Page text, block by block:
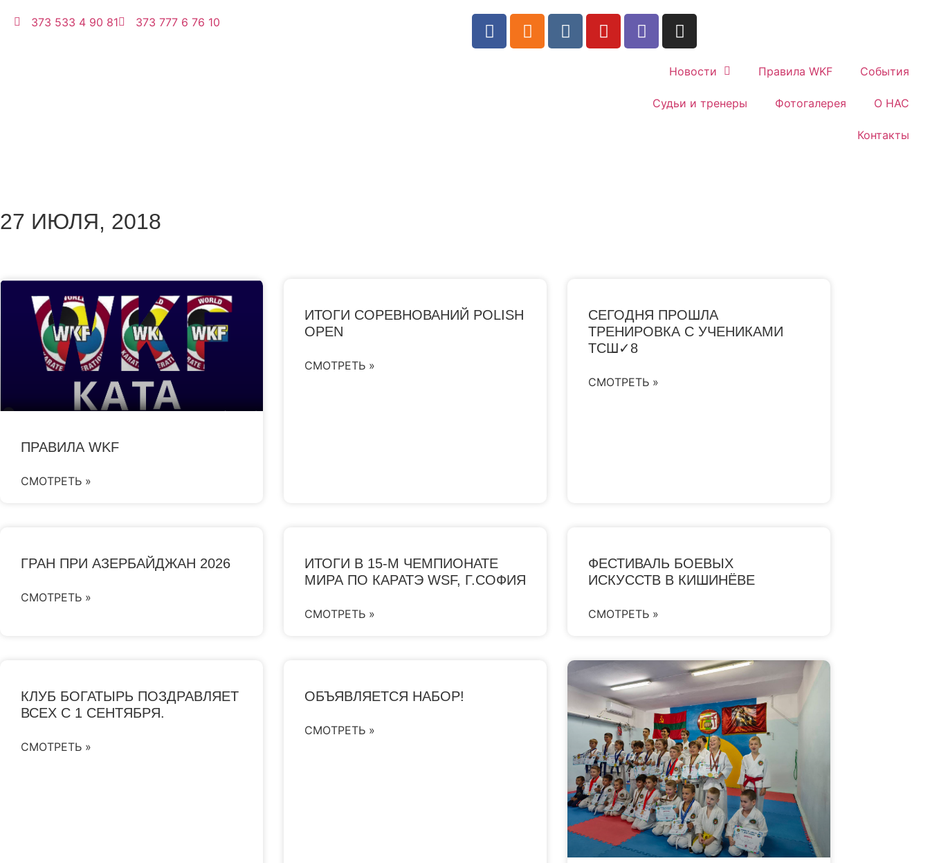
373 533 4 90 81 373 777 6 76 10
Новости Правила WKF События
Судьи и тренеры Фотогалерея О НАС
Контакты
27 ИЮЛЯ, 2018
ПРАВИЛА WKF
СМОТРЕТЬ »
ИТОГИ СОРЕВНОВАНИЙ POLISH
OPEN
СМОТРЕТЬ »
СЕГОДНЯ ПРОШЛА
ТРЕНИРОВКА С УЧЕНИКАМИ
ТСШ✓8
СМОТРЕТЬ »
ГРАН ПРИ АЗЕРБАЙДЖАН 2026
СМОТРЕТЬ »
ИТОГИ В 15-М ЧЕМПИОНАТЕ
МИРА ПО КАРАТЭ WSF, Г.СОФИЯ
СМОТРЕТЬ »
ФЕСТИВАЛЬ БОЕВЫХ
ИСКУССТВ В КИШИНЁВЕ
СМОТРЕТЬ »
КЛУБ БОГАТЫРЬ ПОЗДРАВЛЯЕТ
ВСЕХ С 1 СЕНТЯБРЯ.
СМОТРЕТЬ »
ОБЪЯВЛЯЕТСЯ НАБОР!
СМОТРЕТЬ »